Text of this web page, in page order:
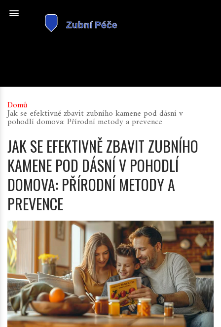
Domů
Jak se efektivně zbavit zubního kamene pod dásní v
pohodlí domova: Přírodní metody a prevence
JAK SE EFEKTIVNĚ ZBAVIT ZUBNÍHO
KAMENE POD DÁSNÍ V POHODLÍ
DOMOVA: PŘÍRODNÍ METODY A
PREVENCE